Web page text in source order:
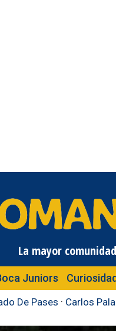
La mayor
Juniors
De Pases · Carlos